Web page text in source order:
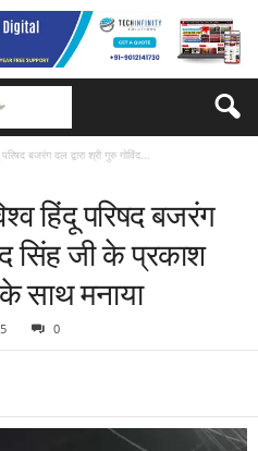
बजरंग दल द्वारा श्री गुरु गोविंद...
हिंदू परिषद बजरंग
सिंह जी के प्रकाश
साथ मनाया
0